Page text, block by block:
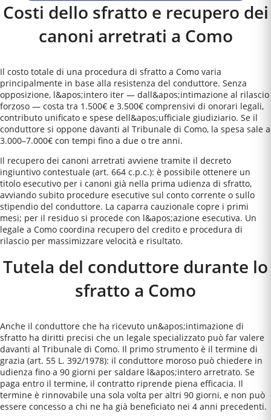
Costi dello sfratto e recupero dei
canoni arretrati a Como
Il costo totale di una procedura di sfratto a Como varia
principalmente in base alla resistenza del conduttore. Senza
opposizione, l&apos;intero iter — dall&apos;intimazione al rilascio
forzoso — costa tra 1.500€ e 3.500€ comprensivi di onorari legali,
contributo unificato e spese dell&apos;ufficiale giudiziario. Se il
conduttore si oppone davanti al Tribunale di Como, la spesa sale a
3.000–7.000€ con tempi fino a due o tre anni.
Il recupero dei canoni arretrati avviene tramite il decreto
ingiuntivo contestuale (art. 664 c.p.c.): è possibile ottenere un
titolo esecutivo per i canoni già nella prima udienza di sfratto,
avviando subito procedure esecutive sul conto corrente o sullo
stipendio del conduttore. La caparra cauzionale copre i primi
mesi; per il residuo si procede con l&apos;azione esecutiva. Un
legale a Como coordina recupero del credito e procedura di
rilascio per massimizzare velocità e risultato.
Tutela del conduttore durante lo
sfratto a Como
Anche il conduttore che ha ricevuto un&apos;intimazione di
sfratto ha diritti precisi che un legale specializzato può far valere
davanti al Tribunale di Como. Il primo strumento è il termine di
grazia (art. 55 L. 392/1978): il conduttore moroso può chiedere in
udienza fino a 90 giorni per saldare l&apos;intero arretrato. Se
paga entro il termine, il contratto riprende piena efficacia. Il
termine è rinnovabile una sola volta per altri 90 giorni, e non può
essere concesso a chi ne ha già beneficiato nei 4 anni precedenti.